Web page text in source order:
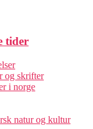
tider
og skrifter
i norge
natur og kultur